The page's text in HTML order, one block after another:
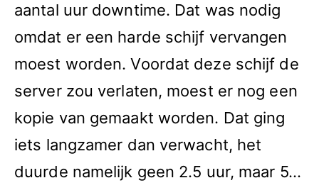
aantal uur downtime. Dat was nodig
omdat er een harde schijf vervangen
moest worden. Voordat deze schijf de
server zou verlaten, moest er nog een
kopie van gemaakt worden. Dat ging
iets langzamer dan verwacht, het
duurde namelijk geen 2.5 uur, maar 5…